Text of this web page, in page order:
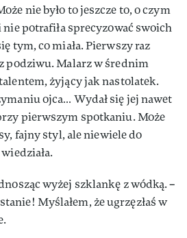
nie było to jeszcze to, o czym
nie potrafiła sprecyzować swoich
tym, co miała. Pierwszy raz
podziwu. Malarz w średnim
żyjący jak nastolatek.
ojca… Wydał się jej nawet
pierwszym spotkaniu. Może
fajny styl, ale niewiele do
wyżej szklankę z wódką. –
Myślałem, że ugrzęzłaś w